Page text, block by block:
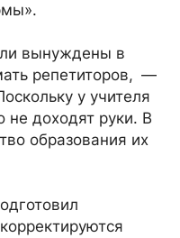
вынуждены в
репетиторов, —
у учителя
не доходят руки. В
образования их